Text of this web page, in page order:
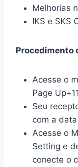
Melhorias
IKS e SKS
Procedimento
Acesse o
Page
Seu
com a
Acesse o
Setting e
conecte o